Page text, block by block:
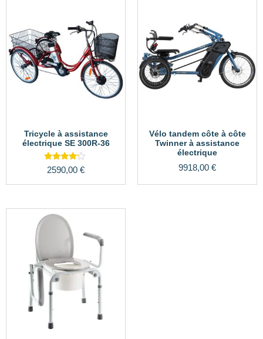
Tricycle à assistance
électrique SE 300R-36
Note
4.00
sur 5
2590,00 €
Vélo tandem côte à côte
Twinner à assistance
électrique
9918,00 €